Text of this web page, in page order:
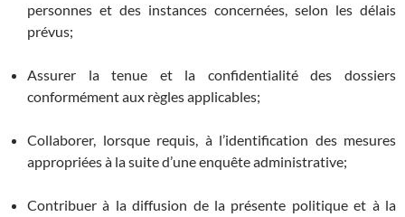
personnes et des instances concernées, selon les délais
prévus;
Assurer la tenue et la confidentialité des dossiers
conformément aux règles applicables;
Collaborer, lorsque requis, à l’identification des mesures
appropriées à la suite d’une enquête administrative;
Contribuer à la diffusion de la présente politique et à la